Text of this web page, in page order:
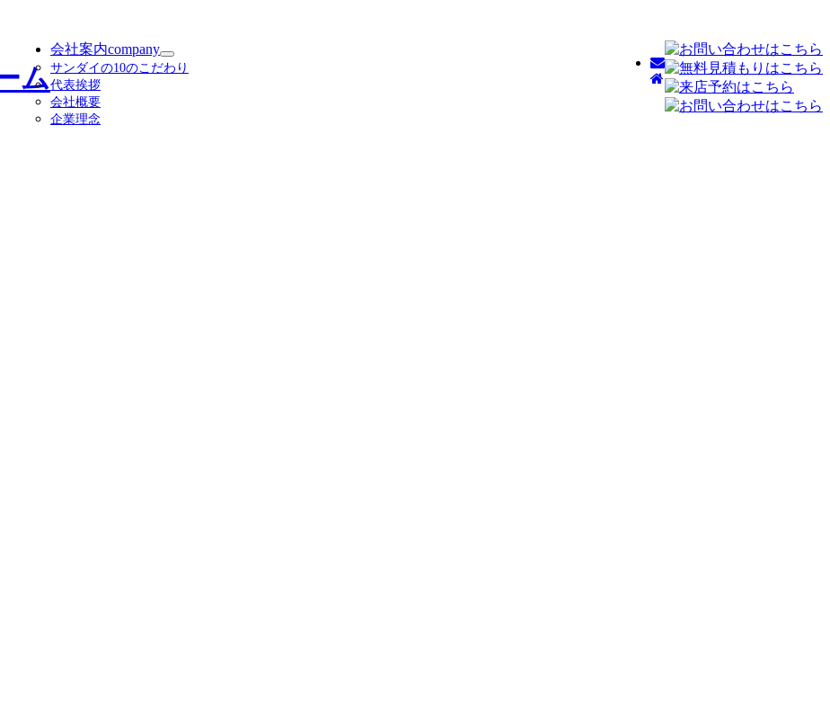
会社案内company
サ
ブ
サンダイの10のこだわり
代表挨拶
会社概要
企業理念